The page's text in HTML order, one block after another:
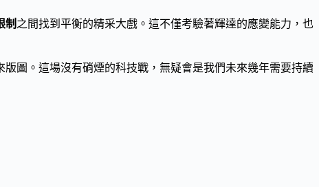
制 之間找到平衡的精采大戲。這不僅考驗著輝達的應變能力，也
圖。這場沒有硝煙的科技戰，無疑會是我們未來幾年需要持續